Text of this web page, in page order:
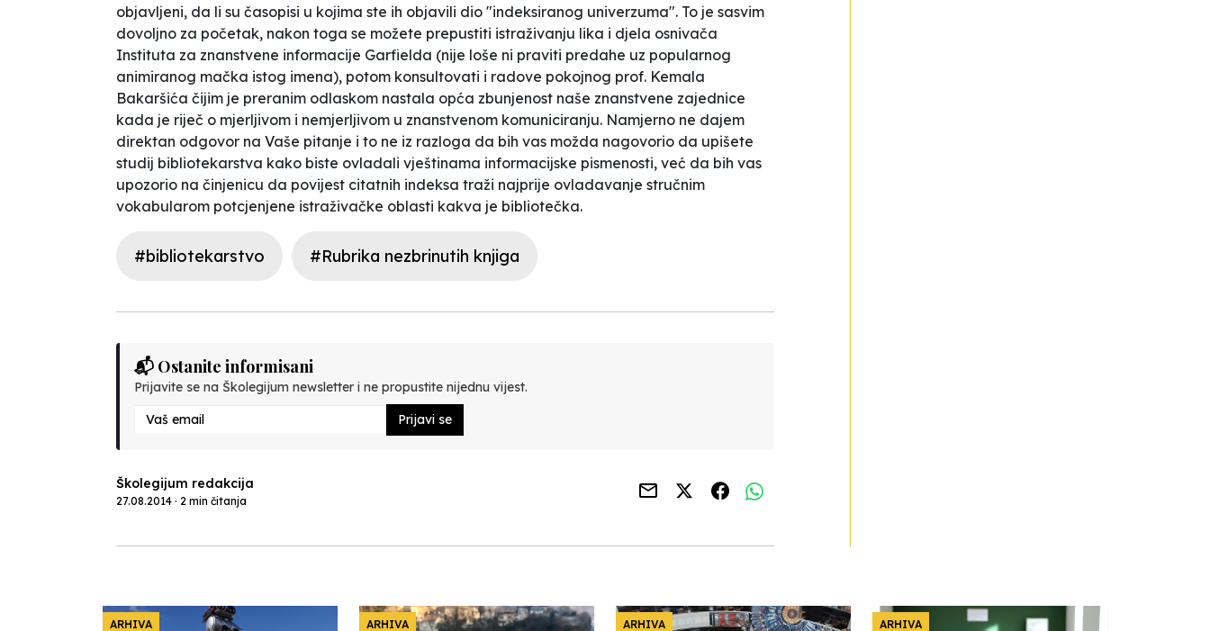
objavljeni, da li su časopisi u kojima ste ih objavili dio "indeksiranog univerzuma". To je sasvim
dovoljno za početak, nakon toga se možete prepustiti istraživanju lika i djela osnivača
Instituta za znanstvene informacije Garfielda (nije loše ni praviti predahe uz popularnog
animiranog mačka istog imena), potom konsultovati i radove pokojnog prof. Kemala
Bakaršića čijim je preranim odlaskom nastala opća zbunjenost naše znanstvene zajednice
kada je riječ o mjerljivom i nemjerljivom u znanstvenom komuniciranju. Namjerno ne dajem
direktan odgovor na Vaše pitanje i to ne iz razloga da bih vas možda nagovorio da upišete
studij bibliotekarstva kako biste ovladali vještinama informacijske pismenosti, već da bih vas
upozorio na činjenicu da povijest citatnih indeksa traži najprije ovladavanje stručnim
vokabularom potcjenjene istraživačke oblasti kakva je bibliotečka.
#bibliotekarstvo #Rubrika nezbrinutih knjiga
📬 Ostanite informisani
Prijavite se na Školegijum newsletter i ne propustite nijednu vijest.
Prijavi se
Školegijum redakcija
27.08.2014 · 2 min čitanja
ARHIVA ARHIVA ARHIVA ARHIVA